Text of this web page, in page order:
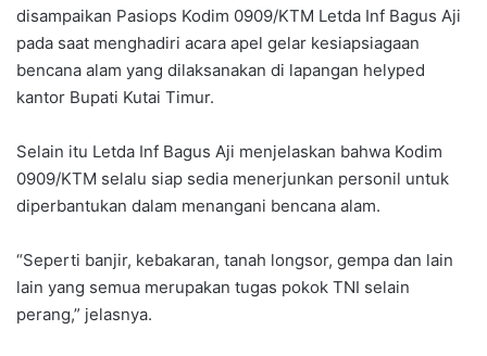
disampaikan Pasiops Kodim 0909/KTM Letda Inf Bagus Aji
pada saat menghadiri acara apel gelar kesiapsiagaan
bencana alam yang dilaksanakan di lapangan helyped
kantor Bupati Kutai Timur.
Selain itu Letda Inf Bagus Aji menjelaskan bahwa Kodim
0909/KTM selalu siap sedia menerjunkan personil untuk
diperbantukan dalam menangani bencana alam.
“Seperti banjir, kebakaran, tanah longsor, gempa dan lain
lain yang semua merupakan tugas pokok TNI selain
perang,” jelasnya.